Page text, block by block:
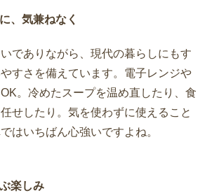
、気兼ねなく
でありながら、現代の暮らしにもす
すさを備えています。電子レンジや
。冷めたスープを温め直したり、食
せしたり。気を使わずに使えること
はいちばん心強いですよね。
楽しみ